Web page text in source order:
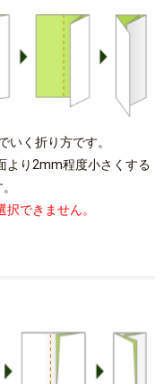
いく折り方です。
より2mm程度小さくする
できません。